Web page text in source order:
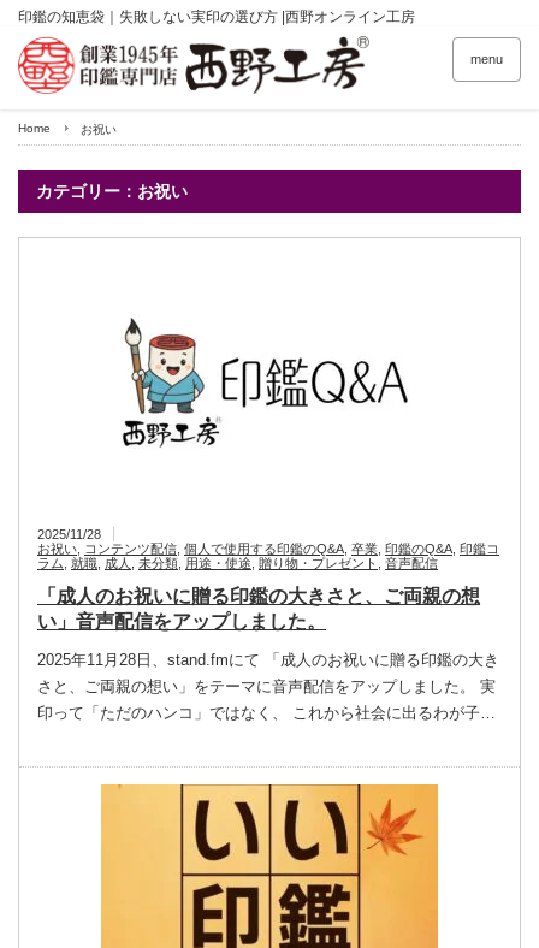
印鑑の知恵袋｜失敗しない実印の選び方 |西野オンライン工房
menu
Home お祝い
カテゴリー：お祝い
2025/11/28
お祝い
コンテンツ配信 個人で使用する印鑑のQ&A 卒業 印鑑のQ&A 印鑑コ
ラム 就職 成人 未分類 用途・使途 贈り物・プレゼント 音声配信
「成人のお祝いに贈る印鑑の大きさと、ご両親の想
い」音声配信をアップしました。
2025年11月28日、stand.fmにて 「成人のお祝いに贈る印鑑の大き
さと、ご両親の想い」をテーマに音声配信をアップしました。 実
印って「ただのハンコ」ではなく、 これから社会に出るわが子…